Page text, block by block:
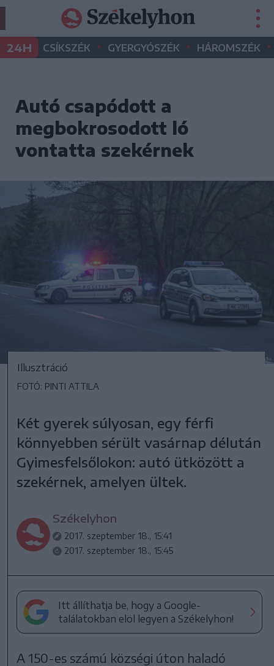
24H CSÍKSZÉK • GYERGYÓSZÉK • HÁROMSZÉK •
Autó csapódott a
megbokrosodott ló
vontatta szekérnek
Illusztráció
FOTÓ: PINTI ATTILA
Két gyerek súlyosan, egy férfi
könnyebben sérült vasárnap délután
Gyimesfelsőlokon: autó ütközött a
szekérnek, amelyen ültek.
Székelyhon
2017. szeptember 18., 15:41
2017. szeptember 18., 15:45
Itt állíthatja be, hogy a Google-
találatokban elöl legyen a Székelyhon!
A 150-es számú községi úton haladó